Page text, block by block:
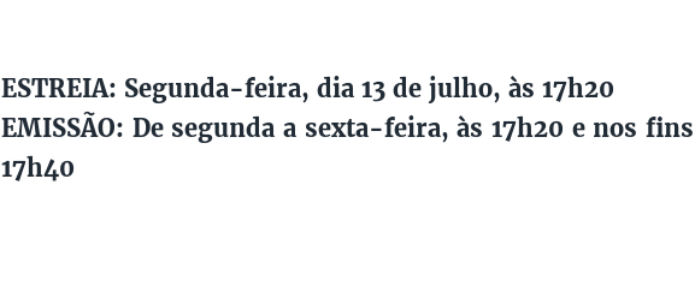
ESTREIA: Segunda-feira, dia 13 de julho, às 17h20
EMISSÃO: De segunda a sexta-feira, às 17h20 e nos
17h40